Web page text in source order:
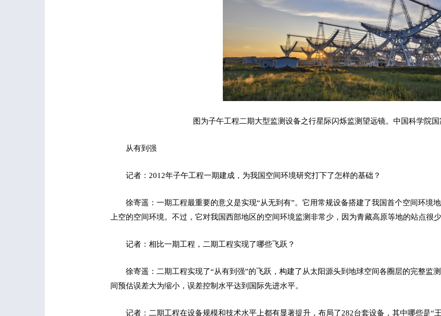
图为子午工程二期大型监测设备之行星际闪烁监测望远镜。中国科学院
从有到强
记者：2012年子午工程一期建成，为我国空间环境研究打下了怎样的基础？
徐寄遥：一期工程最重要的意义是实现“从无到有”。它用常规设备搭建了我国首个空间环境
上空的空间环境。不过，它对我国西部地区的空间环境监测非常少，因为青藏高原等地的站点很
记者：相比一期工程，二期工程实现了哪些飞跃？
徐寄遥：二期工程实现了“从有到强”的飞跃，构建了从太阳源头到地球空间各圈层的完整监
间预估误差大为缩小，误差控制水平达到国际先进水平。
记者：二期工程在设备规模和技术水平上都有显著提升，布局了282台套设备，其中哪些是“